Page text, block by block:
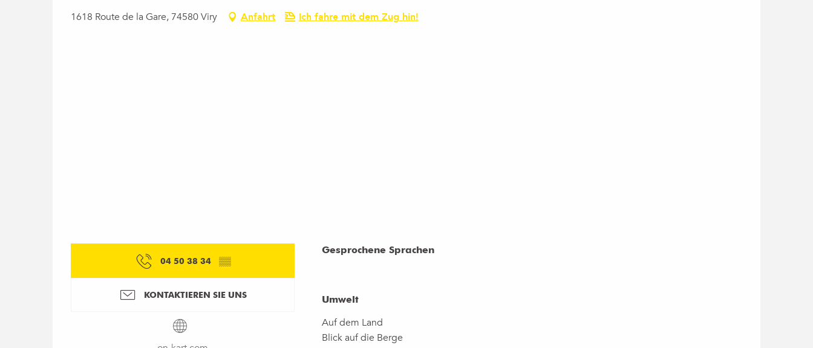
1618 Route de la Gare, 74580 Viry Anfahrt Ich fahre mit dem Zug hin!
04 50 38 34 ▒▒
KONTAKTIEREN SIE UNS
Gesprochene Sprachen
Gesprochene Sprachen
Umwelt
Umwelt
Auf dem Land
Blick auf die Berge